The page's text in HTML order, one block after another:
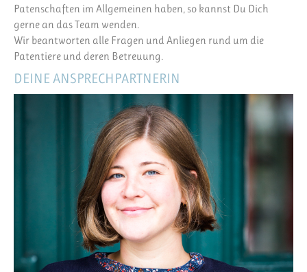
Patenschaften im Allgemeinen haben, so kannst Du Dich
gerne an das Team wenden.
Wir beantworten alle Fragen und Anliegen rund um die
Patentiere und deren Betreuung.
DEINE ANSPRECHPARTNERIN